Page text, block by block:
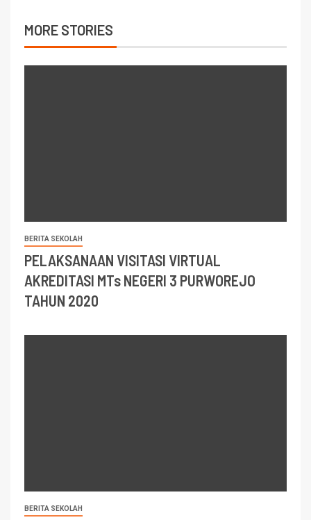
MORE STORIES
BERITA SEKOLAH
PELAKSANAAN VISITASI VIRTUAL
AKREDITASI MTs NEGERI 3 PURWOREJO
TAHUN 2020
BERITA SEKOLAH